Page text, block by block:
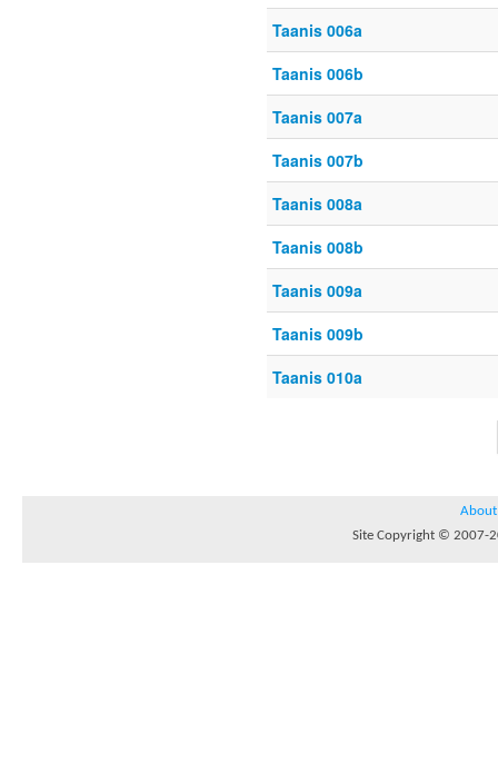
Taanis 006a
Taanis 006b
Taanis 007a
Taanis 007b
Taanis 008a
Taanis 008b
Taanis 009a
Taanis 009b
Taanis 010a
About
Site Copyright © 2007-